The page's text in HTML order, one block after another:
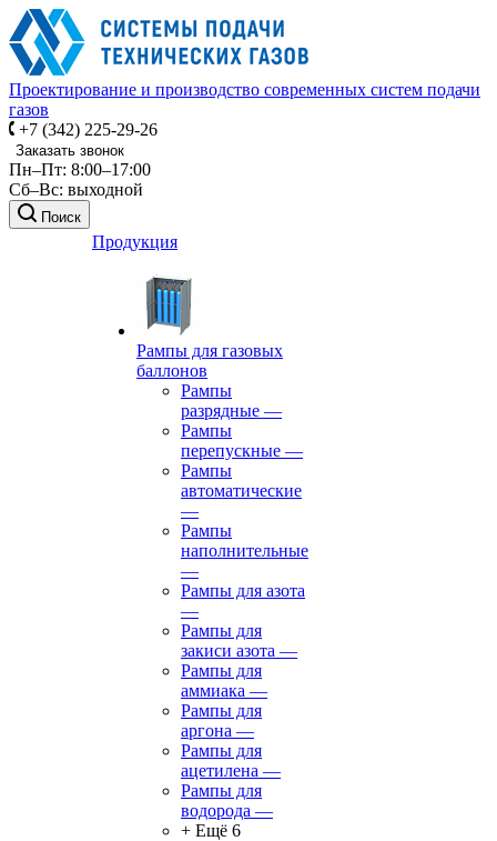
Проектирование и производство современных систем подачи
газов
+7 (342) 225-29-26
Заказать звонок
Пн–Пт: 8:00–17:00
Сб–Вс: выходной
Поиск
Продукция
Рампы для газовых
баллонов
Рампы
разрядные —
Рампы
перепускные —
Рампы
автоматические
—
Рампы
наполнительные
—
Рампы для азота
—
Рампы для
закиси азота —
Рампы для
аммиака —
Рампы для
аргона —
Рампы для
ацетилена —
Рампы для
водорода —
+ Ещё 6